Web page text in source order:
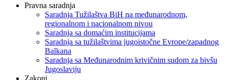
Pravna saradnja
Saradnja Tužilaštva BiH na međunarodnom,
regionalnom i nacionalnom nivou
Saradnja sa domaćim institucijama
Saradnja sa tužilaštvima jugoistočne Evrope/zapadnog
Balkana
Saradnja sa Međunarodnim krivičnim sudom za bivšu
Jugoslaviju